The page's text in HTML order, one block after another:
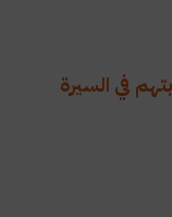
في السيرة